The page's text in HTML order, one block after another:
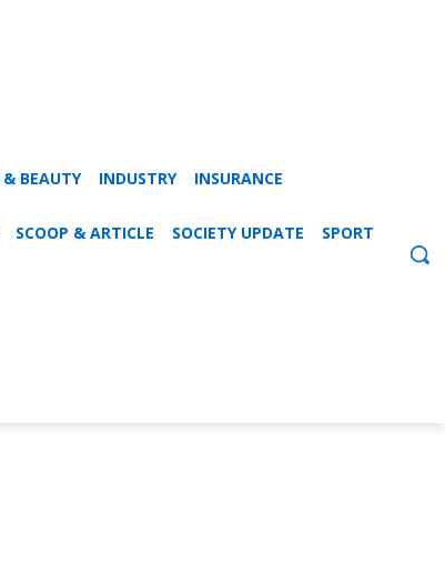
BEAUTY INDUSTRY INSURANCE
SCOOP & ARTICLE SOCIETY UPDATE SPORT